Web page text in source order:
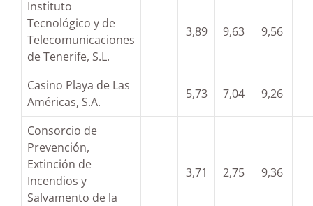
Instituto
Tecnológico y de
Telecomunicaciones
de Tenerife, S.L.
3,89 9,63 9,56
Casino Playa de Las
Américas, S.A.
5,73 7,04 9,26
Consorcio de
Prevención,
Extinción de
Incendios y
Salvamento de la
3,71 2,75 9,36